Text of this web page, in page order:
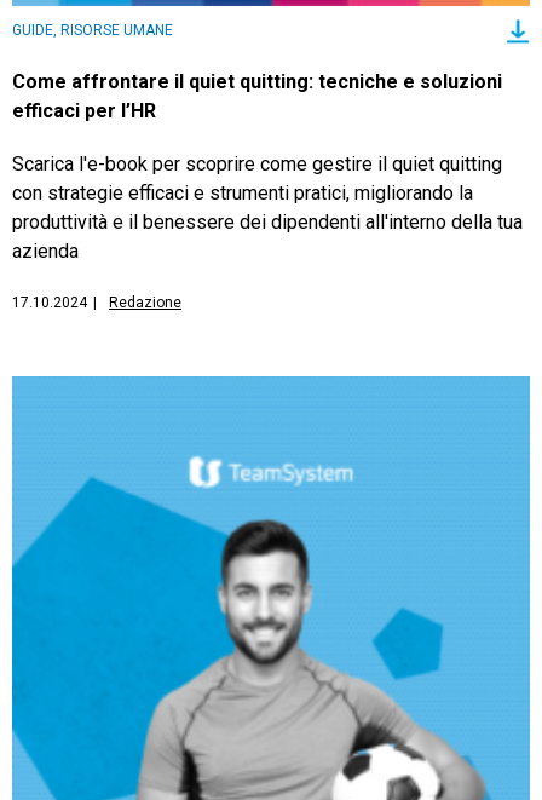
GUIDE, RISORSE UMANE
Come affrontare il quiet quitting: tecniche e soluzioni
efficaci per l’HR
Scarica l'e-book per scoprire come gestire il quiet quitting
con strategie efficaci e strumenti pratici, migliorando la
produttività e il benessere dei dipendenti all'interno della tua
azienda
17.10.2024 Redazione